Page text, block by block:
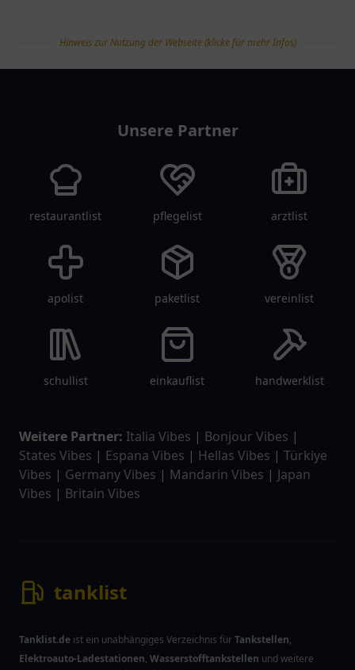
Hinweis zur Nutzung der Webseite (klicke für mehr Infos)
Unsere Partner
restaurantlist pflegelist arztlist
apolist paketlist vereinlist
schullist einkauflist handwerklist
Weitere Partner: Italia Vibes | Bonjour Vibes |
States Vibes | Espana Vibes | Hellas Vibes | Türkiye
Vibes | Germany Vibes | Mandarin Vibes | Japan
Vibes | Britain Vibes
tanklist
Tanklist.de ist ein unabhängiges Verzeichnis fürTankstellen,
Elektroauto-Ladestationen, Wasserstofftankstellen und weitere